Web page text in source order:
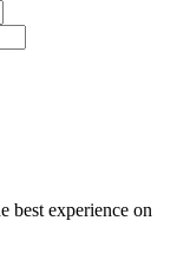
best experience on